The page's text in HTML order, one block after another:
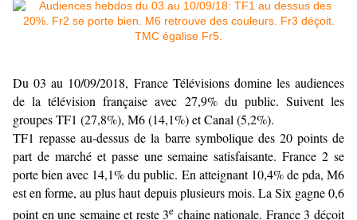
Du 03 au 10/09/2018, France Télévisions domine les audiences
de la télévision française avec 27,9% du public. Suivent les
groupes TF1 (27,8%), M6 (14,1%) et Canal (5,2%).
TF1 repasse au-dessus de la barre symbolique des 20 points de
part de marché et passe une semaine satisfaisante. France 2 se
porte bien avec 14,1% du public. En atteignant 10,4% de pda, M6
est en forme, au plus haut depuis plusieurs mois. La Six gagne 0,6
point en une semaine et reste 3e chaine nationale. France 3 déçoit